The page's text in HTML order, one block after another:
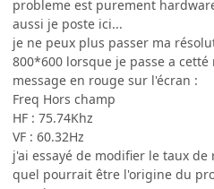
probleme est purement
aussi je poste ici...
je ne peux plus passer ma
800*600 lorsque je passe a
message en rouge sur l'écran :
Freq Hors champ
HF : 75.74Khz
VF : 60.32Hz
j'ai essayé de modifier le taux
quel pourrait être l'origine du